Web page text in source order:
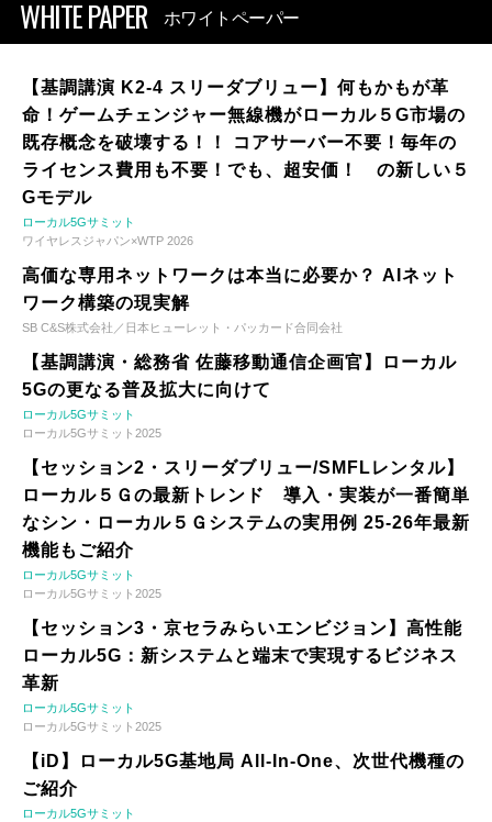
WHITE PAPER ホワイトペーパー
【基調講演 K2-4 スリーダブリュー】何もかもが革
命！ゲームチェンジャー無線機がローカル５G市場の
既存概念を破壊する！！ コアサーバー不要！毎年の
ライセンス費用も不要！でも、超安価！ の新しい５
Gモデル
ローカル5Gサミット
ワイヤレスジャパン×WTP 2026
高価な専用ネットワークは本当に必要か？ AIネット
ワーク構築の現実解
SB C&S株式会社／日本ヒューレット・パッカード合同会社
【基調講演・総務省 佐藤移動通信企画官】ローカル
5Gの更なる普及拡大に向けて
ローカル5Gサミット
ローカル5Gサミット2025
【セッション2・スリーダブリュー/SMFLレンタル】
ローカル５Ｇの最新トレンド 導入・実装が一番簡単
なシン・ローカル５Ｇシステムの実用例 25-26年最新
機能もご紹介
ローカル5Gサミット
ローカル5Gサミット2025
【セッション3・京セラみらいエンビジョン】高性能
ローカル5G：新システムと端末で実現するビジネス
革新
ローカル5Gサミット
ローカル5Gサミット2025
【iD】ローカル5G基地局 All-In-One、次世代機種の
ご紹介
ローカル5Gサミット